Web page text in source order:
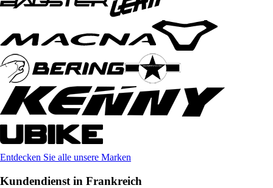
Entdecken Sie alle unsere Marken
Kundendienst in Frankreich